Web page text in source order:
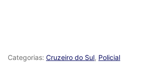
Categorias: Cruzeiro do Sul, Policial